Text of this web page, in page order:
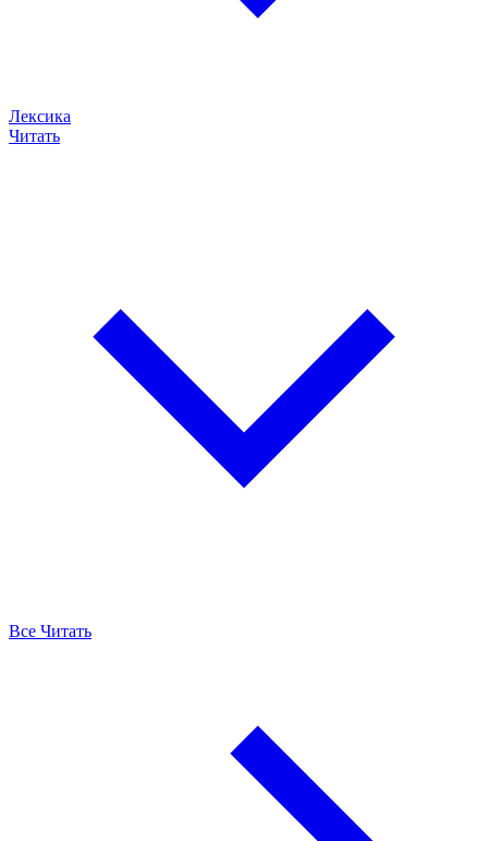
Лексика
Читать
Все Читать